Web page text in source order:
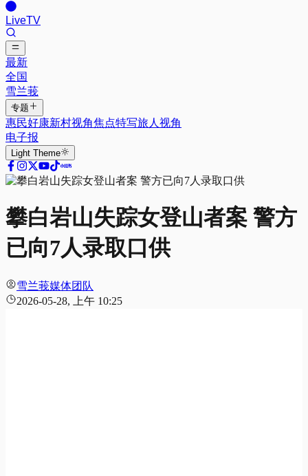
LiveTV
最新
全国
雪兰莪
专题
惠民好康新村视角焦点特写旅人视角
电子报
Light Theme
攀白岩山失踪女登山者案 警方
已向7人录取口供
雪兰莪媒体团队
2026-05-28, 上午 10:25